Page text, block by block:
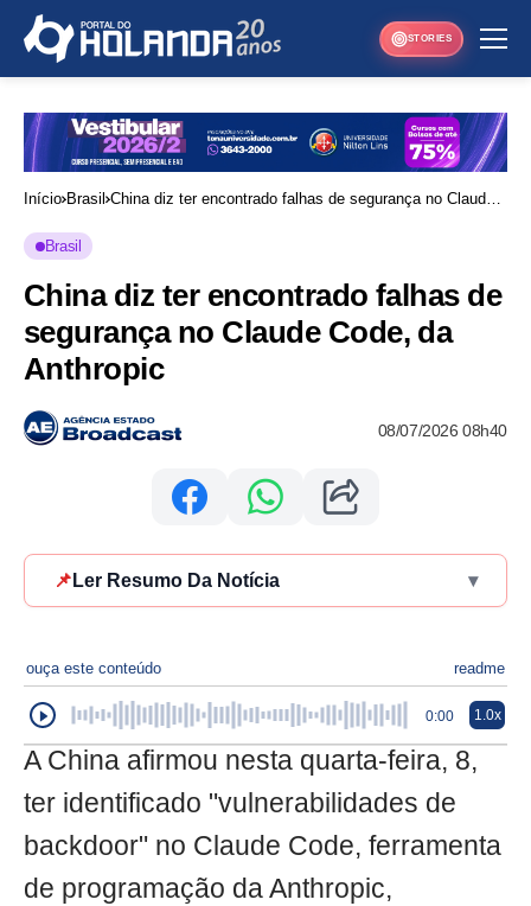
STORIES
Início Brasil China diz ter encontrado falhas de segurança no Claude
Brasil
China diz ter encontrado falhas de
segurança no Claude Code, da
Anthropic
08/07/2026 08h40
📌 Ler Resumo Da Notícia ▾
ouça este conteúdo readme
0:00 1.0x
A China afirmou nesta quarta-feira, 8,
ter identificado "vulnerabilidades de
backdoor" no Claude Code, ferramenta
de programação da Anthropic,